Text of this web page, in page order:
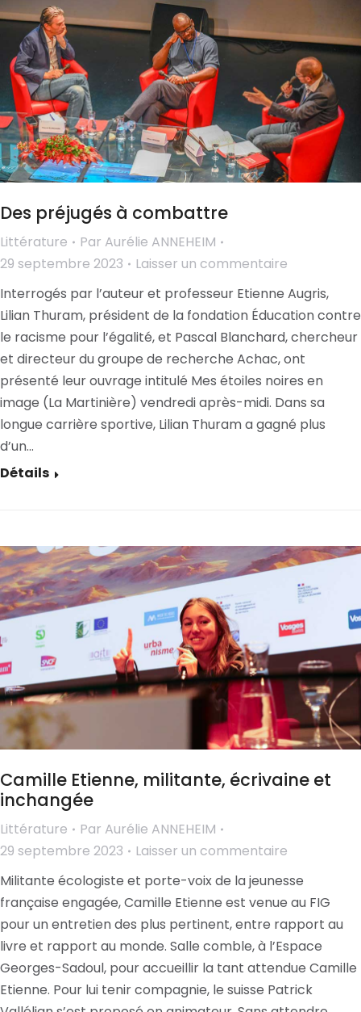
Des préjugés à combattre
Littérature Par Aurélie ANNEHEIM
29 septembre 2023
Laisser un commentaire
Interrogés par l’auteur et professeur Etienne Augris,
Lilian Thuram, président de la fondation Éducation contre
le racisme pour l’égalité, et Pascal Blanchard, chercheur
et directeur du groupe de recherche Achac, ont
présenté leur ouvrage intitulé Mes étoiles noires en
image (La Martinière) vendredi après-midi. Dans sa
longue carrière sportive, Lilian Thuram a gagné plus
d’un…
Détails
Camille Etienne, militante, écrivaine et
inchangée
Littérature Par Aurélie ANNEHEIM
29 septembre 2023
Laisser un commentaire
Militante écologiste et porte-voix de la jeunesse
française engagée, Camille Etienne est venue au FIG
pour un entretien des plus pertinent, entre rapport au
livre et rapport au monde. Salle comble, à l’Espace
Georges-Sadoul, pour accueillir la tant attendue Camille
Etienne. Pour lui tenir compagnie, le suisse Patrick